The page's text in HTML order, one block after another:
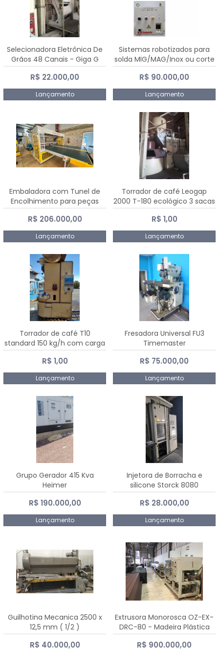
Selecionadora Eletrônica De
Grãos 48 Canais - Giga G
10000
R$ 22.000,00
Lançamento
Sistemas robotizados para
solda MIG/MAG/Inox ou corte
plasma
R$ 90.000,00
Lançamento
Embaladora com Tunel de
Encolhimento para peças
grandes portas janelas -
Dalmak
R$ 206.000,00
Lançamento
Torrador de café Leogap
2000 T-180 ecológico 3 sacas
de carga 540 kg/h
R$ 1,00
Lançamento
Torrador de café T10
standard 150 kg/h com carga
de 10 kg
R$ 1,00
Lançamento
Fresadora Universal FU3
Timemaster
R$ 75.000,00
Lançamento
Grupo Gerador 415 Kva
Heimer
R$ 190.000,00
Lançamento
Injetora de Borracha e
silicone Storck 8080
R$ 28.000,00
Lançamento
Guilhotina Mecanica 2500 x
12,5 mm ( 1/2 )
R$ 40.000,00
Extrusora Monorosca OZ-EX-
DRC-80 - Madeira Plástica
R$ 900.000,00